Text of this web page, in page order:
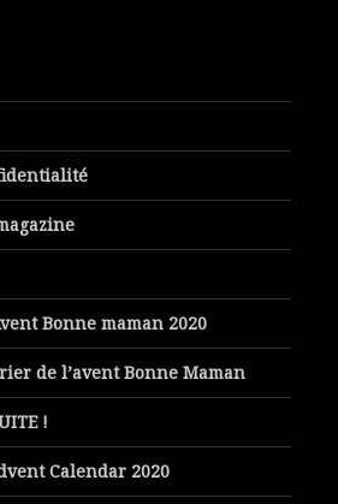
Bonne maman 2020
de l’avent Bonne Maman
!
Calendar 2020